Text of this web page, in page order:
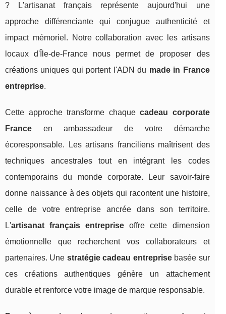
? L'artisanat français représente aujourd'hui une
approche différenciante qui conjugue authenticité et
impact mémoriel. Notre collaboration avec les artisans
locaux d'Île-de-France nous permet de proposer des
créations uniques qui portent l'ADN du made in France
entreprise.
Cette approche transforme chaquecadeau corporate
France en ambassadeur de votre démarche
écoresponsable. Les artisans franciliens maîtrisent des
techniques ancestrales tout en intégrant les codes
contemporains du monde corporate. Leur savoir-faire
donne naissance à des objets qui racontent une histoire,
celle de votre entreprise ancrée dans son territoire.
L'artisanat français entreprise offre cette dimension
émotionnelle que recherchent vos collaborateurs et
partenaires. Une stratégie cadeau entreprisebasée sur
ces créations authentiques génère un attachement
durable et renforce votre image de marque responsable.